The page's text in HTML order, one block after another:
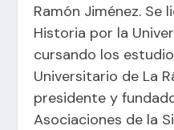
Ramón Jiménez. Se
Historia por la
cursando los
Universitario de La
presidente y
Asociaciones de la